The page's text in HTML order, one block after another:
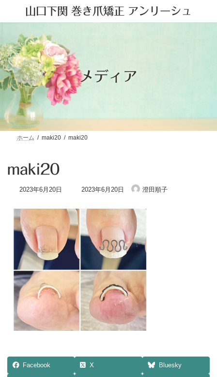
テ
へ
ス
キ
ッ
プ
ゲ
ョ
ン
に
移
動
山口下関 巻き爪矯正 アンリーシュ
メディア
ホーム maki20 maki20
maki20
2023年6月20日
最
新
時
:
2023年6月20日 澄田順子
Facebook X Bluesky